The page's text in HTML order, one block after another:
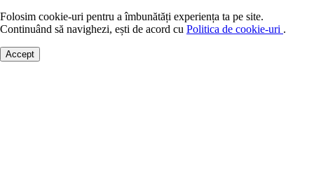
Folosim cookie-uri pentru a îmbunătăți experiența ta pe site.
Continuând să navighezi, ești de acord cu Politica de cookie-uri .
Accept